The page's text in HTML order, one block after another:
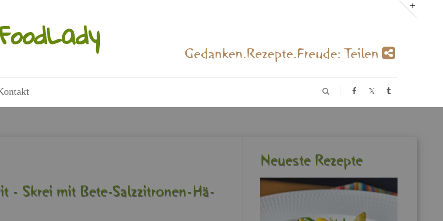
Ge­dan­ken.Re­zep­te.Freu­de: Tei­len
- Skrei mit Bete-Salz­zi­tro­nen-Hä­
Neu­es­te Re­zep­te